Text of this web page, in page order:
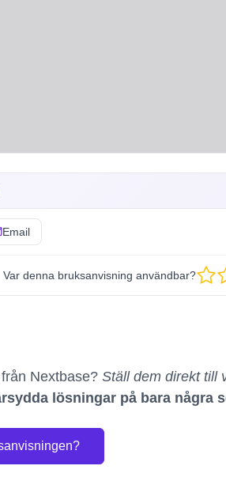
Email
Var denna bruksanvisning användbar?
Nextbase? Ställ dem direkt till
lösningar på bara några